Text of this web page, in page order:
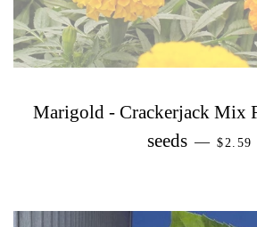
Marigold - Crackerjack Mix
seeds — $2.59